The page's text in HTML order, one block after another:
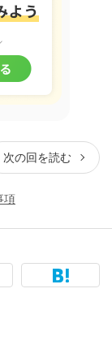
次の回を読む
項